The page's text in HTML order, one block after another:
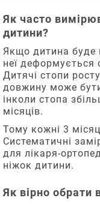
Як часто
дитини?
Якщо дитина буде
неї деформується
Дитячі стопи
довжину може
інколи стопа
місяців.
Тому кожні 3
Систематичні
для лікаря-
ніжок дитини.
Як вірно обрати